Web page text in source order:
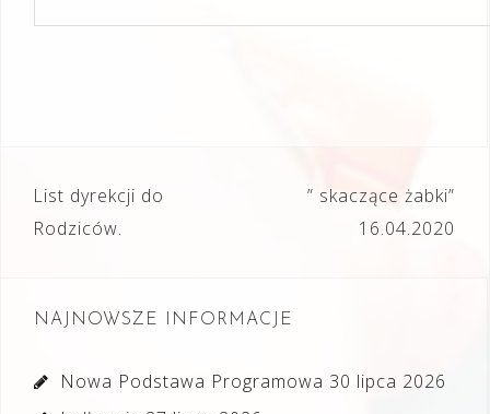
Nawigacja
wpisu
List dyrekcji do
Rodziców.
” skaczące żabki”
16.04.2020
NAJNOWSZE INFORMACJE
Nowa Podstawa Programowa 30 lipca 2026